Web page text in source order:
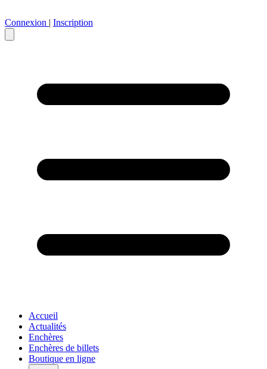
Connexion | Inscription
Accueil
Actualités
Enchères
Enchères de billets
Boutique en ligne